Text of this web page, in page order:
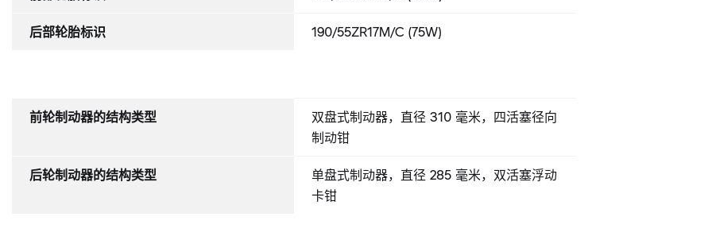
后部轮胎标识 190/55ZR17M/C (75W)
前轮制动器的结构类型
双盘式制动器，直径 310 毫米，四活塞径向
制动钳
后轮制动器的结构类型
单盘式制动器，直径 285 毫米，双活塞浮动
卡钳